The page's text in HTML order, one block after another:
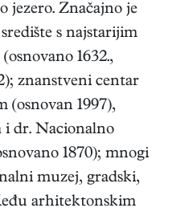
jezero. Značajno je
s najstarijim
1632.,
znanstveni centar
1997),
i dr. Nacionalno
1870); mnogi
muzej, gradski,
arhitektonskim